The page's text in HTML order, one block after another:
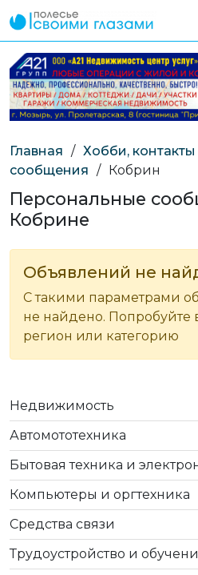
Главная / Хобби, контакты
сообщения / Кобрин
Персональные
Кобрине
Объявлений не
С такими параметрами
не найдено. Попробуйте
регион или категорию
Недвижимость
Автомототехника
Бытовая техника и
Компьютеры и оргтехника
Средства связи
Трудоустройство и